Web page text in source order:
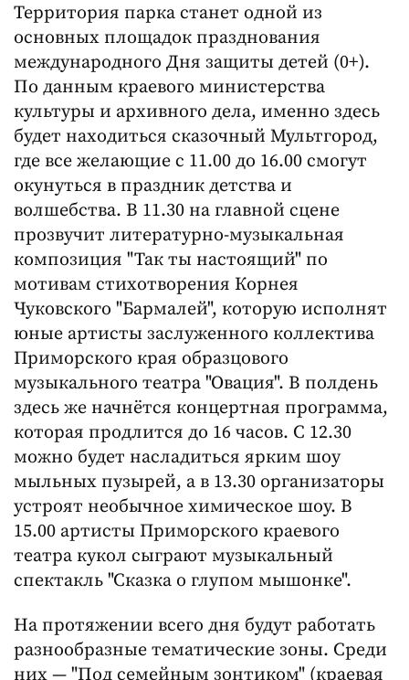
Территория парка станет одной из
основных площадок празднования
международного Дня защиты детей (0+).
По данным краевого министерства
культуры и архивного дела, именно здесь
будет находиться сказочный Мультгород,
где все желающие с 11.00 до 16.00 смогут
окунуться в праздник детства и
волшебства. В 11.30 на главной сцене
прозвучит литературно-музыкальная
композиция "Так ты настоящий" по
мотивам стихотворения Корнея
Чуковского "Бармалей", которую исполнят
юные артисты заслуженного коллектива
Приморского края образцового
музыкального театра "Овация". В полдень
здесь же начнётся концертная программа,
которая продлится до 16 часов. С 12.30
можно будет насладиться ярким шоу
мыльных пузырей, а в 13.30 организаторы
устроят необычное химическое шоу. В
15.00 артисты Приморского краевого
театра кукол сыграют музыкальный
спектакль "Сказка о глупом мышонке".
На протяжении всего дня будут работать
разнообразные тематические зоны. Среди
них — "Под семейным зонтиком" (краевая